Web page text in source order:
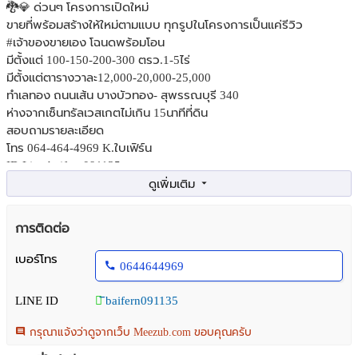
🐉💎 ด่วนๆ โครงการเปิดใหม่
ขายที่พร้อมสร้างให้ใหม่ตามแบบ ทุกรูปในโครงการเป็นแค่รีวิว
#เจ้าของขายเอง โฉนดพร้อมโอน
มีตั้งแต่ 100-150-200-300 ตรว.1-5ไร่
มีตั้งแต่ตารางวาละ12,000-20,000-25,000
ทำเลทอง ถนนเส้น บางบัวทอง- สุพรรณบุรี 340
ห่างจากเซ็นทรัลเวสเกตไม่เกิน 15นาทีที่ดิน
สอบถามรายละเอียด
โทร 064-464-4969 K.ใบเฟิร์น
ID Line baifern091135
เสาร์- อาทิตย์นี้ เราเปิดขายทุกวันไม่มีวันหยุดค่ะ
การติดต่อ
เบอร์โทร
0644644969
LINE ID ิbaifern091135
กรุณาแจ้งว่าดูจากเว็บ Meezub.com ขอบคุณครับ